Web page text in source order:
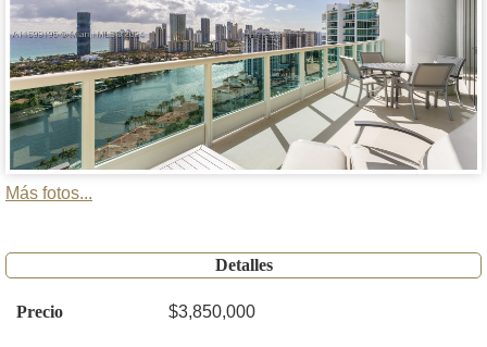
Más fotos...
Detalles
Precio $3,850,000